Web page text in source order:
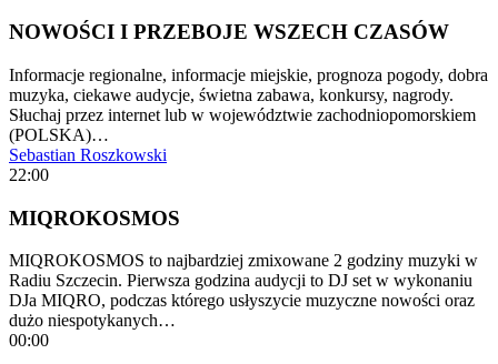
NOWOŚCI I PRZEBOJE WSZECH CZASÓW
Informacje regionalne, informacje miejskie, prognoza pogody, dobra
muzyka, ciekawe audycje, świetna zabawa, konkursy, nagrody.
Słuchaj przez internet lub w województwie zachodniopomorskiem
(POLSKA)…
Sebastian Roszkowski
22:00
MIQROKOSMOS
MIQROKOSMOS to najbardziej zmixowane 2 godziny muzyki w
Radiu Szczecin. Pierwsza godzina audycji to DJ set w wykonaniu
DJa MIQRO, podczas którego usłyszycie muzyczne nowości oraz
dużo niespotykanych…
00:00